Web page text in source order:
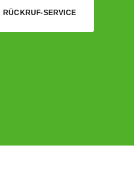
RÜCKRUF-SERVICE